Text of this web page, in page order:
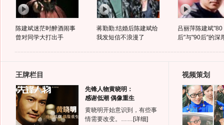
陈建斌迷茫时醉酒闹事
曾对同学大打出手
蒋勤勤:结婚后陈建斌给
我发短信不浪漫了
吕丽萍陈建斌"80
后"与"90后"的深
王牌栏目
先锋人物黄晓明：
感谢低潮 偶像重生
黄晓明开始意识到，有些事
情需要改变。…… [详细]
视频策划